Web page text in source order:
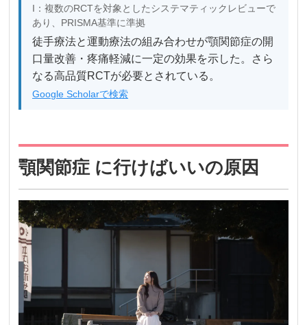
I：複数のRCTを対象としたシステマティックレビューで
あり、PRISMA基準に準拠
徒手療法と運動療法の組み合わせが顎関節症の開
口量改善・疼痛軽減に一定の効果を示した。さら
なる高品質RCTが必要とされている。
Google Scholarで検索
顎関節症 に行けばいいの原因